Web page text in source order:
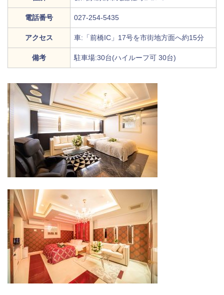
電話番号 027-254-5435
アクセス 車:「前橋IC」17号を市街地方面へ約15分
備考 駐車場:30台(ハイルーフ可 30台)